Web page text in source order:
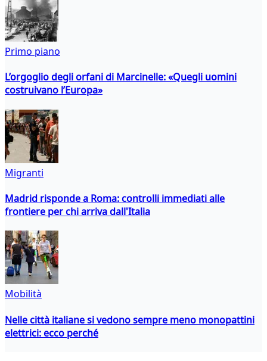
Primo piano
L’orgoglio degli orfani di Marcinelle: «Quegli uomini
costruivano l’Europa»
Migranti
Madrid risponde a Roma: controlli immediati alle
frontiere per chi arriva dall'Italia
Mobilità
Nelle città italiane si vedono sempre meno monopattini
elettrici: ecco perché